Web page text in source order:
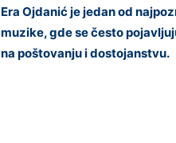
Era Ojdanić je jedan od
muzike, gde se često
na poštovanju i dostojanstvu.